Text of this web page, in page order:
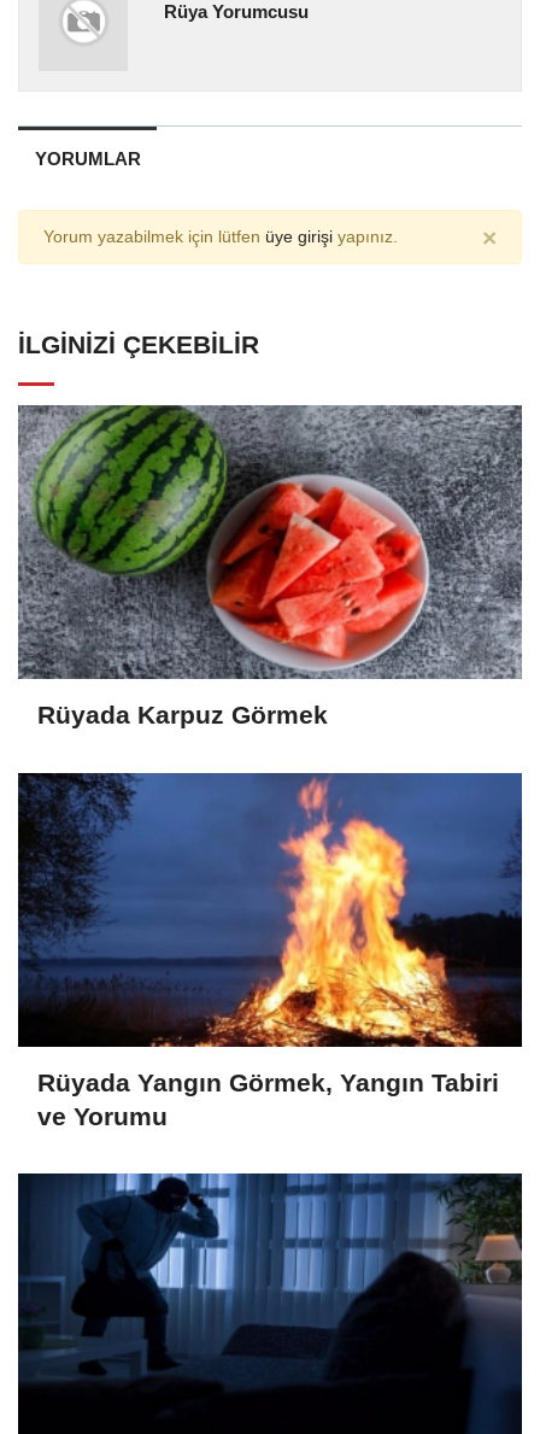
Rüya Yorumcusu
YORUMLAR
Yorum yazabilmek için lütfen üye girişi yapınız. ×
İLGINIZI ÇEKEBILIR
Rüyada Karpuz Görmek
Rüyada Yangın Görmek, Yangın Tabiri
ve Yorumu